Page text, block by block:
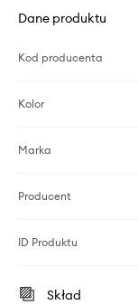
Dane produktu
Kod producenta
Kolor
Marka
Producent
ID Produktu
Skład